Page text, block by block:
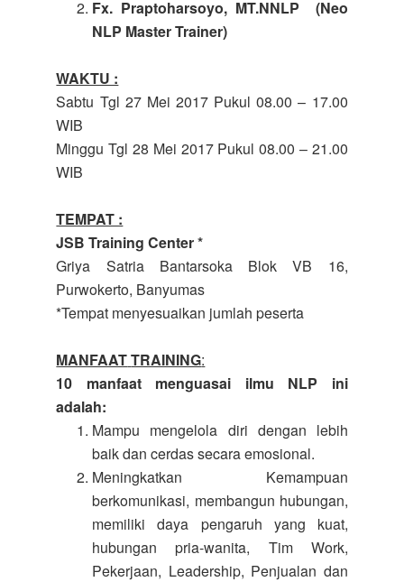
Fx. Praptoharsoyo, MT.NNLP (Neo
NLP Master Trainer)
WAKTU :
Sabtu Tgl 27 Mei 2017 Pukul 08.00 – 17.00
WIB
Minggu Tgl 28 Mei 2017 Pukul 08.00 – 21.00
WIB
TEMPAT :
JSB Training Center *
Griya Satria Bantarsoka Blok VB 16,
Purwokerto, Banyumas
*Tempat menyesuaikan jumlah peserta
MANFAATTRAINING:
10 manfaat menguasai ilmu NLP ini
adalah:
Mampu mengelola diri dengan lebih
baik dan cerdas secara emosional.
Meningkatkan Kemampuan
berkomunikasi, membangun hubungan,
memiliki daya pengaruh yang kuat,
hubungan pria-wanita, Tim Work,
Pekerjaan, Leadership, Penjualan dan